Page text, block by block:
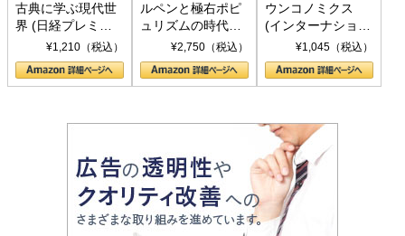
古典に学ぶ現代世
界 (日経プレミア
シリーズ)¥1,210（税込）
ルペンと極右ポピ
ュリズムの時代：
〈ヤヌス〉の二つ
の顔
¥2,750（税込）
ウンコノミクス
(インターナショナ
ル新書)¥1,045（税込）